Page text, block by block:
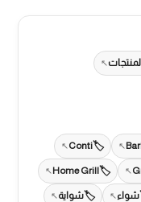
Conti
Home Grill
شواء شواية